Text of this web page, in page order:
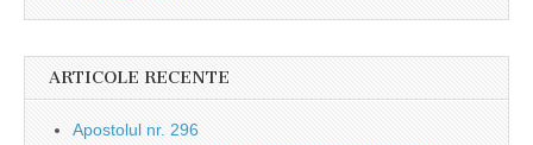
ARTICOLE RECENTE
Apostolul nr. 296